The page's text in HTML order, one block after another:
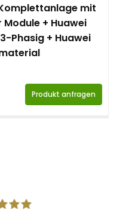
mit
+ Huawei
Phasig + Huawei
Produkt anfragen